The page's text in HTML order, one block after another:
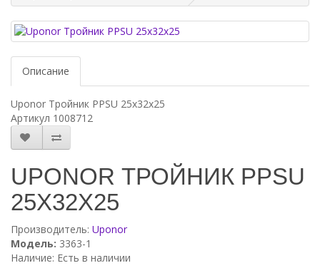
Описание
Uponor Тройник PPSU 25x32x25
Артикул 1008712
UPONOR ТРОЙНИК PPSU
25X32X25
Производитель: Uponor
Модель: 3363-1
Наличие: Есть в наличии